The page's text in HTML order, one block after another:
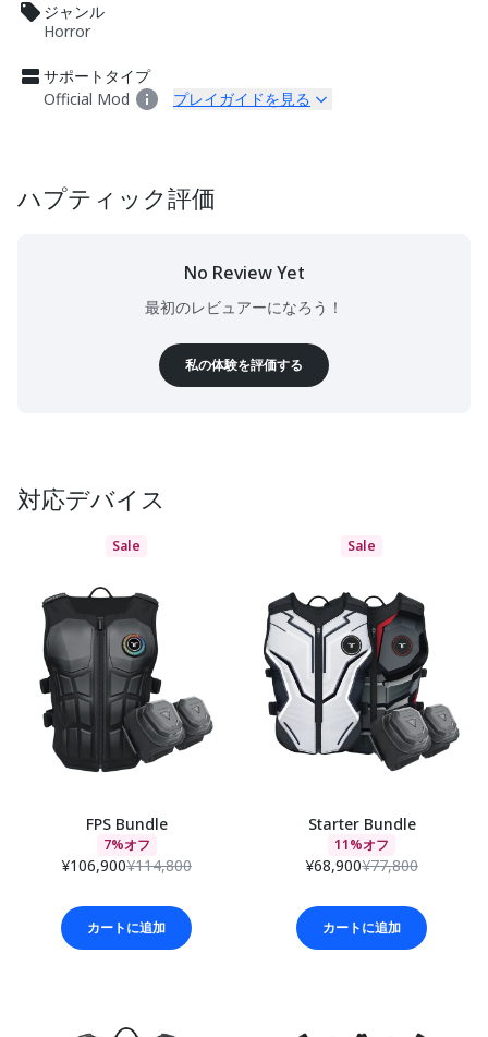
ジャンル
Horror
サポートタイプ
Official Mod
プレイガイドを見る
ハプティック評価
No Review Yet
最初のレビュアーになろう！
私の体験を評価する
対応デバイス
Sale
FPS Bundle
7%オフ
¥106,900¥114,800
カートに追加
Sale
Starter Bundle
11%オフ
¥68,900¥77,800
カートに追加